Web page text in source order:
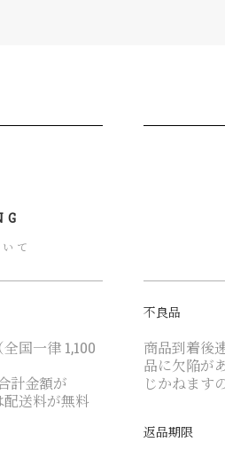
て
国一律 1,100
計金額が
送料が無料
不良品
商品到着後
品に欠陥が
じかねます
返品期限